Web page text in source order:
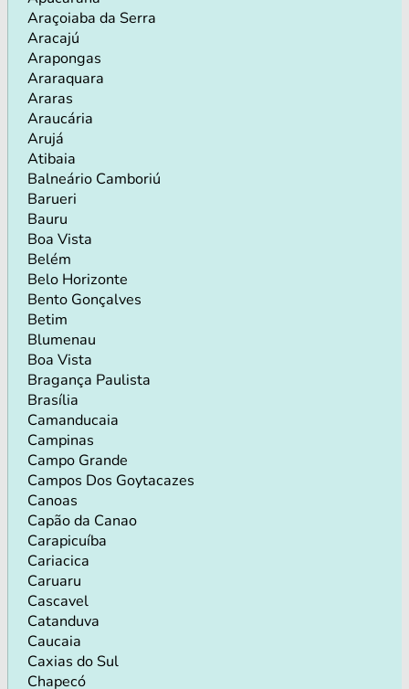
Araçoiaba da Serra
Aracajú
Arapongas
Araraquara
Araras
Araucária
Arujá
Atibaia
Balneário Camboriú
Barueri
Bauru
Boa Vista
Belém
Belo Horizonte
Bento Gonçalves
Betim
Blumenau
Boa Vista
Bragança Paulista
Brasília
Camanducaia
Campinas
Campo Grande
Campos Dos Goytacazes
Canoas
Capão da Canao
Carapicuíba
Cariacica
Caruaru
Cascavel
Catanduva
Caucaia
Caxias do Sul
Chapecó